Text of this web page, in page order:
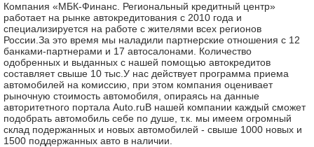
Компания «МБК-Финанс. Региональный кредитный центр»
работает на рынке автокредитования с 2010 года и
специализируется на работе с жителями всех регионов
России.За это время мы наладили партнерские отношения с 12
банками-партнерами и 17 автосалонами. Количество
одобренных и выданных с нашей помощью автокредитов
составляет свыше 10 тыс.У нас действует программа приема
автомобилей на комиссию, при этом компания оценивает
рыночную стоимость автомобиля, опираясь на данные
авторитетного портала Auto.ruВ нашей компании каждый сможет
подобрать автомобиль себе по душе, т.к. мы имеем огромный
склад подержанных и новых автомобилей - свыше 1000 новых и
1500 поддержанных авто в наличии.